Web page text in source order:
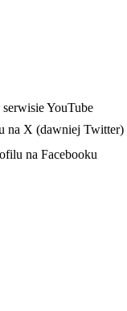
YouTube
na X (dawniej Twitter)
na Facebooku